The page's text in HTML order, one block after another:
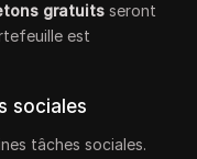
gratuits seront
est
sociales
tâches sociales.